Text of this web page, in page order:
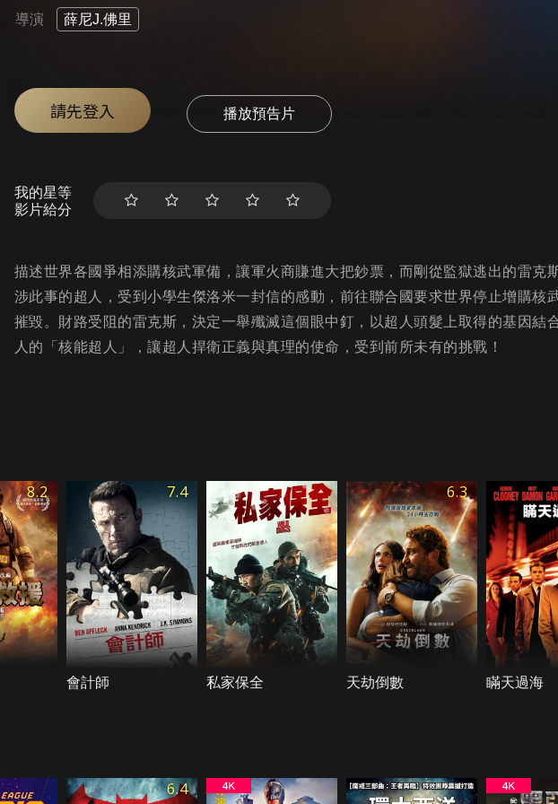
導演 薛尼J.佛里
請先登入 播放預告片
我的星等
影片給分
描述世界各國爭相添購核武軍備，讓軍火商賺進大把鈔票，而剛從監獄逃出的雷克
涉此事的超人，受到小學生傑洛米一封信的感動，前往聯合國要求世界停止增購核
摧毀。財路受阻的雷克斯，決定一舉殲滅這個眼中釘，以超人頭髮上取得的基因結
人的「核能超人」，讓超人捍衛正義與真理的使命，受到前所未有的挑戰！
8.2 7.4
會計師 私家保全
6.3
天劫倒數 瞞天過海
6.4